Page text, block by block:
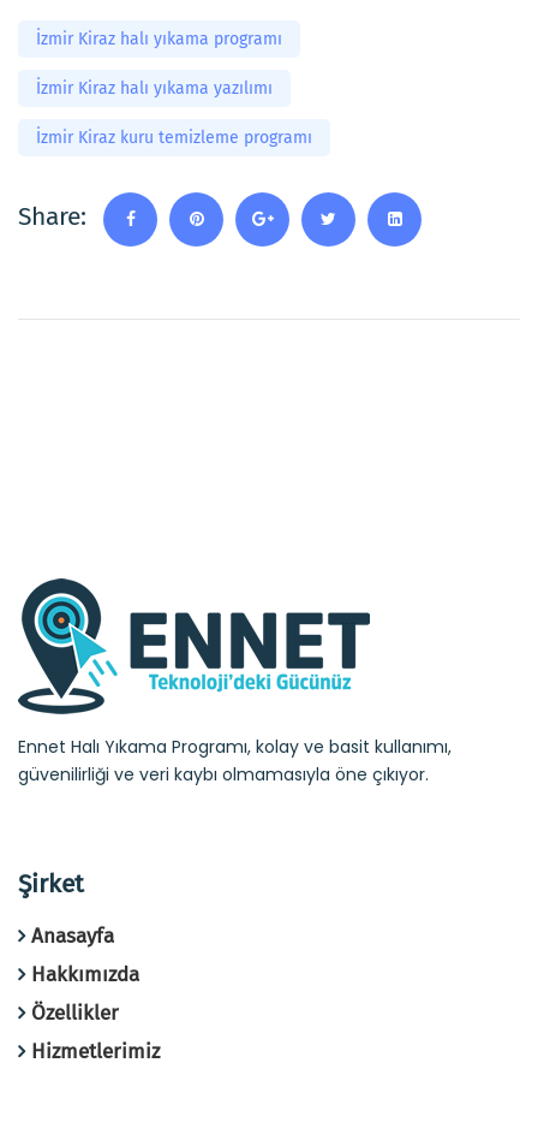
İzmir Kiraz halı yıkama programı
İzmir Kiraz halı yıkama yazılımı
İzmir Kiraz kuru temizleme programı
Share:
Ennet Halı Yıkama Programı, kolay ve basit kullanımı,
güvenilirliği ve veri kaybı olmamasıyla öne çıkıyor.
Şirket
Anasayfa
Hakkımızda
Özellikler
Hizmetlerimiz